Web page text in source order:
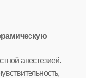
анестезией.